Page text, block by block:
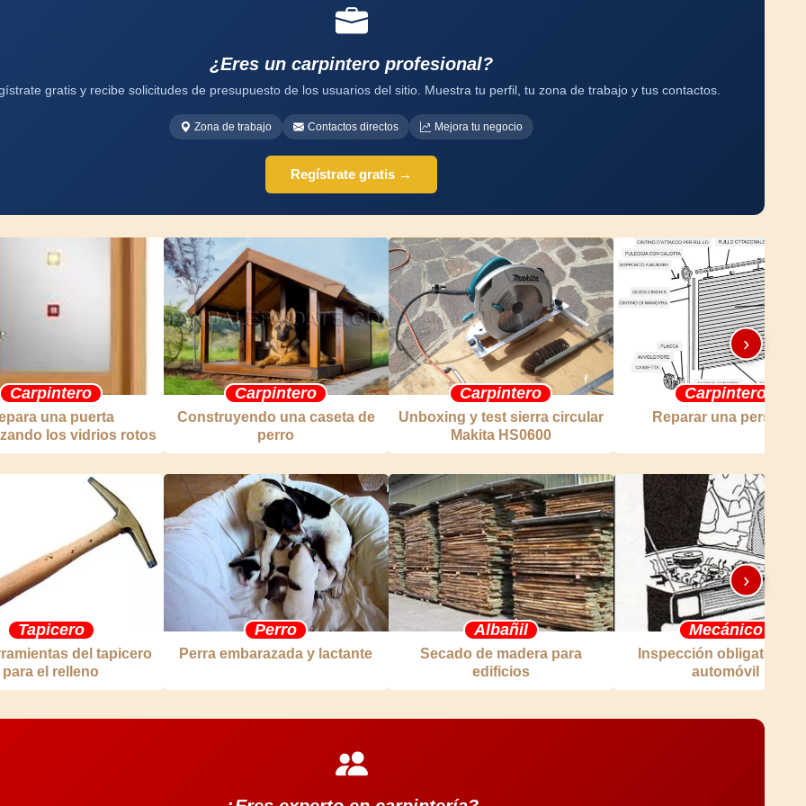
¿Eres un carpintero profesional?
gratis y recibe solicitudes de presupuesto de los usuarios del sitio. Muestra tu perfil, tu zona de trabajo y tus contactos.
Zona de trabajo Contactos directos Mejora tu negocio
Regístrate gratis →
Carpintero
una puerta
los vidrios rotos
Carpintero
Construyendo una caseta de
perro
Carpintero
Unboxing y test sierra circular
Makita HS0600
Carpintero
Reparar una persiana
›
Tapicero
del tapicero
para el relleno
Perro
Perra embarazada y lactante
Albañil
Secado de madera para
edificios
Mecánico
Inspección obligatoria
automóvil
›